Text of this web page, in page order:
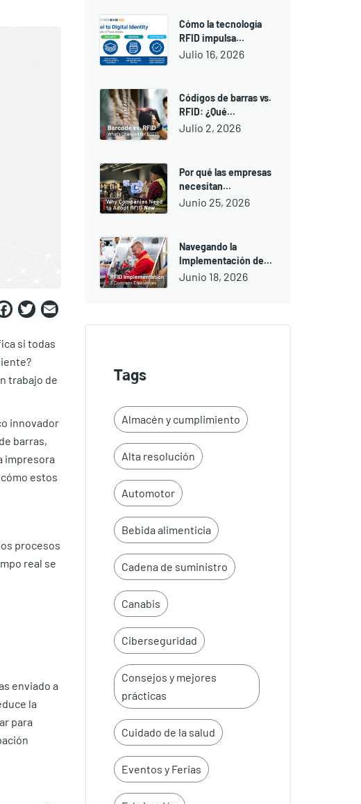
Facebook
Twitter
Email
si todas
trabajo de
innovador
barras,
impresora
estos
procesos
real se
enviado a
la
para
Cómo la tecnología
RFID impulsa...
Julio 16, 2026
Códigos de barras vs.
RFID: ¿Qué...
Julio 2, 2026
Por qué las empresas
necesitan...
Junio 25, 2026
Navegando la
Implementación de...
Junio 18, 2026
Tags
Almacén y cumplimiento
Alta resolución
Automotor
Bebida alimenticia
Cadena de suministro
Canabis
Ciberseguridad
Consejos y mejores
prácticas
Cuidado de la salud
Eventos y Ferias